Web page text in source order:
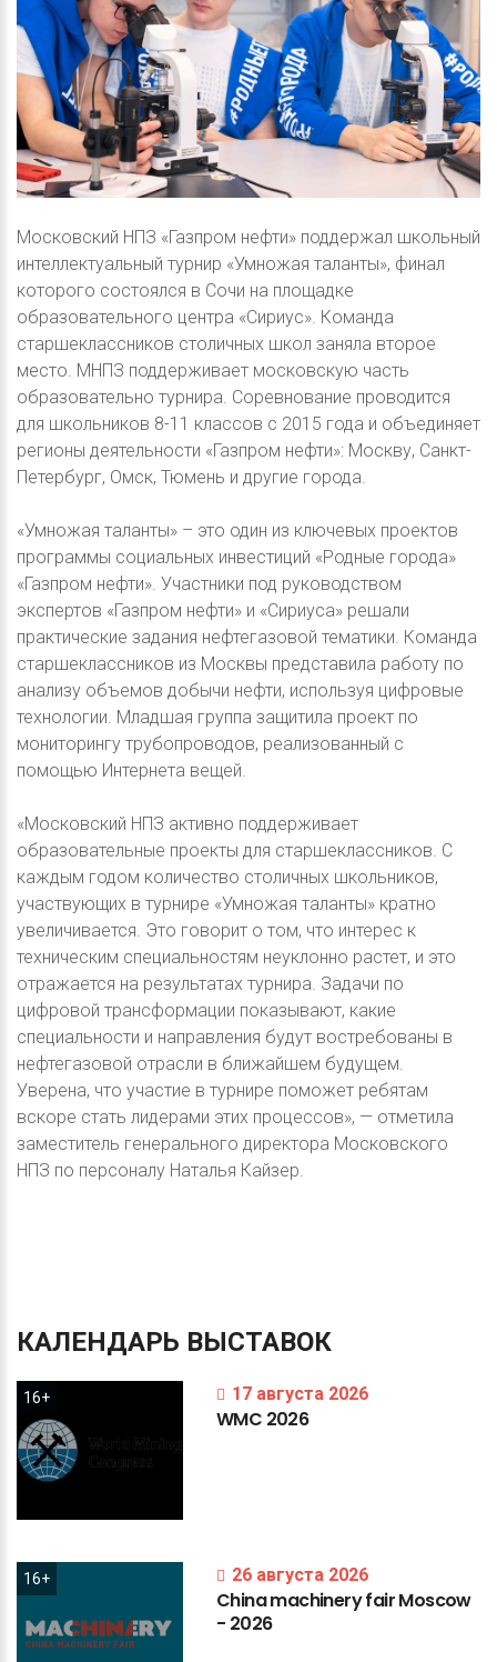
Московский НПЗ «Газпром нефти» поддержал школьный
интеллектуальный турнир «Умножая таланты», финал
которого состоялся в Сочи на площадке
образовательного центра «Сириус». Команда
старшеклассников столичных школ заняла второе
место. МНПЗ поддерживает московскую часть
образовательно турнира. Соревнование проводится
для школьников 8-11 классов с 2015 года и объединяет
регионы деятельности «Газпром нефти»: Москву, Санкт-
Петербург, Омск, Тюмень и другие города.
«Умножая таланты» – это один из ключевых проектов
программы социальных инвестиций «Родные города»
«Газпром нефти». Участники под руководством
экспертов «Газпром нефти» и «Сириуса» решали
практические задания нефтегазовой тематики. Команда
старшеклассников из Москвы представила работу по
анализу объемов добычи нефти, используя цифровые
технологии. Младшая группа защитила проект по
мониторингу трубопроводов, реализованный с
помощью Интернета вещей.
«Московский НПЗ активно поддерживает
образовательные проекты для старшеклассников. С
каждым годом количество столичных школьников,
участвующих в турнире «Умножая таланты» кратно
увеличивается. Это говорит о том, что интерес к
техническим специальностям неуклонно растет, и это
отражается на результатах турнира. Задачи по
цифровой трансформации показывают, какие
специальности и направления будут востребованы в
нефтегазовой отрасли в ближайшем будущем.
Уверена, что участие в турнире поможет ребятам
вскоре стать лидерами этих процессов», — отметила
заместитель генерального директора Московского
НПЗ по персоналу Наталья Кайзер.
КАЛЕНДАРЬ ВЫСТАВОК
16+ 17 августа 2026
WMC 2026
16+ 26 августа 2026
ChinamachineryfairMoscow
- 2026